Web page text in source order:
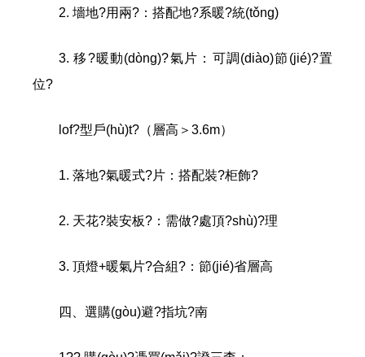
2. 墻地?用兩?：搭配地?系暖?統(tǒng)
3. 移?暖動(dòng)?氣片：可調(diào)節(jié)?置
位?
lof?型戶(hù)t?（層高＞3.6m）
1. 落地?氣暖式?片：搭配裝?柜飾?
2. 天花?裝安板?：需做?處頂?shù)?理
3. 頂燈+暖氣片?合組?：節(jié)省層高
四、選購(gòu)避?指坑?南